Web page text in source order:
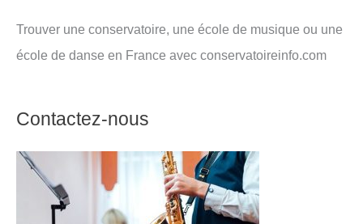
Trouver une conservatoire, une école de musique ou une
école de danse en France avec conservatoireinfo.com
Contactez-nous